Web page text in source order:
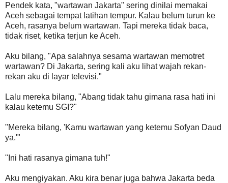
Pendek kata, "wartawan Jakarta" sering dinilai memakai
Aceh sebagai tempat latihan tempur. Kalau belum turun ke
Aceh, rasanya belum wartawan. Tapi mereka tidak baca,
tidak riset, ketika terjun ke Aceh.
Aku bilang, "Apa salahnya sesama wartawan memotret
wartawan? Di Jakarta, sering kali aku lihat wajah rekan-
rekan aku di layar televisi."
Lalu mereka bilang, "Abang tidak tahu gimana rasa hati ini
kalau ketemu SGI?"
"Mereka bilang, 'Kamu wartawan yang ketemu Sofyan Daud
ya.'"
"Ini hati rasanya gimana tuh!"
Aku mengiyakan. Aku kira benar juga bahwa Jakarta beda